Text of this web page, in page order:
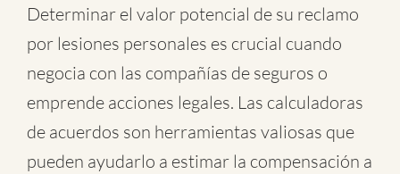
Determinar el valor potencial de su reclamo
por lesiones personales es crucial cuando
negocia con las compañías de seguros o
emprende acciones legales. Las calculadoras
de acuerdos son herramientas valiosas que
pueden ayudarlo a estimar la compensación a